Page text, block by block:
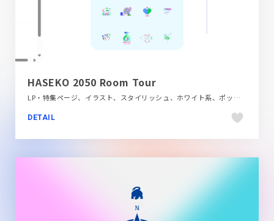
HASEKO 2050 Room Tour
LP・特集ページ、イラスト、スタイリッシュ、ホワイト系、ポップ、建設・住宅・不動産
DETAIL